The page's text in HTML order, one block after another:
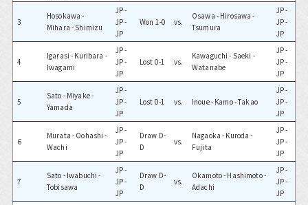
3
Hosokawa -
Mihara - Shimizu
JP -
JP -
JP
Won 1-0 vs.
Osawa - Hirosawa -
Tsumura
JP -
JP -
JP
4
Igarasi - Kuribara -
Iwagami
JP -
JP -
JP
Lost 0-1 vs.
Kawaguchi - Saeki -
Watanabe
JP -
JP -
JP
5
Sato - Miyake -
Yamada
JP -
JP -
JP
Lost 0-1 vs. Inoue - Kamo - Takao
JP -
JP -
JP
6
Murata - Oohashi -
Wachi
JP -
JP -
JP
Draw D-
D
vs.
Nagaoka - Kuroda -
Fujita
JP -
JP -
JP
7
Sato - Iwabuchi -
Tobisawa
JP -
JP -
JP
Draw D-
D
vs.
Okamoto - Hashimoto -
Adachi
JP -
JP -
JP